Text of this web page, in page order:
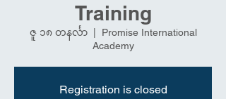
Training
ဇူ ၁၈ တနင်္လာ
  |
Promise International
Academy
Registration is closed